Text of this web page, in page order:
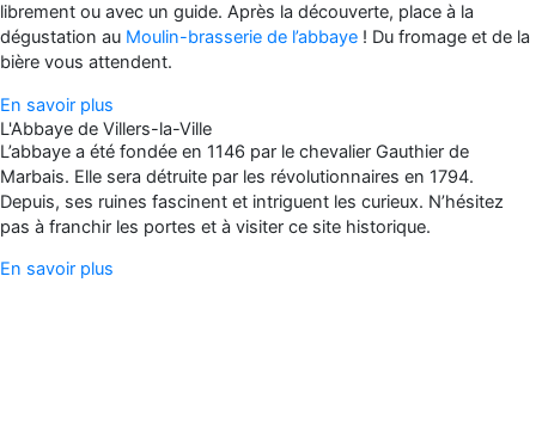
librement ou avec un guide. Après la découverte, place à la
dégustation au Moulin-brasserie de l’abbaye ! Du fromage et de la
bière vous attendent.
En savoir plus
L'Abbaye de Villers-la-Ville
L’abbaye a été fondée en 1146 par le chevalier Gauthier de
Marbais. Elle sera détruite par les révolutionnaires en 1794.
Depuis, ses ruines fascinent et intriguent les curieux. N’hésitez
pas à franchir les portes et à visiter ce site historique.
En savoir plus